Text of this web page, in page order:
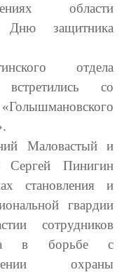
области
Дню защитника
отдела
со
Маловастый и
Сергей Пинигин
становления и
гвардии
сотрудников
в борьбе с
охраны